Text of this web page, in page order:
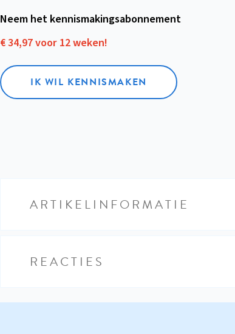
Neem het kennismakings­abonnement
€ 34,97 voor 12 weken!
IK WIL KENNISMAKEN
ARTIKELINFORMATIE
REACTIES